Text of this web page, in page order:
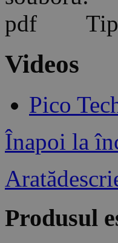
Videos
Pico
Înapoi la
Produsul